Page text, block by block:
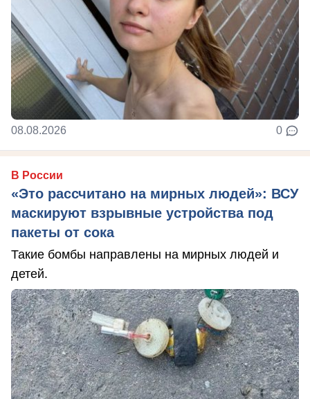
08.08.2026 0
В России
«Это рассчитано на мирных людей»: ВСУ
маскируют взрывные устройства под
пакеты от сока
Такие бомбы направлены на мирных людей и
детей.